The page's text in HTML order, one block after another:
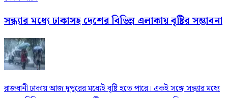
সন্ধ্যার মধ্যে ঢাকাসহ দেশের বিভিন্ন এলাকায় বৃষ্টির সম্ভাবনা
রাজধানী ঢাকায় আজ দুপুরের মধ্যেই বৃষ্টি হতে পারে। একই সঙ্গে সন্ধ্যার মধ্যে